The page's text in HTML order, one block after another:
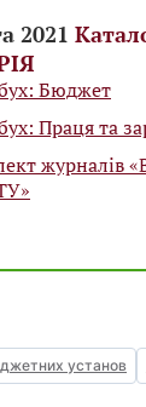
2021
Бюджет
Праця та
журналів
установ